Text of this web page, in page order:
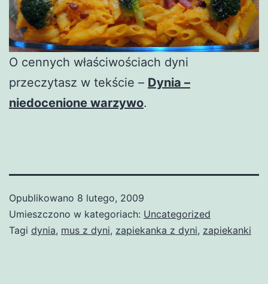
O cennych właściwościach dyni
przeczytasz w tekście – Dynia –
niedocenione warzywo.
Opublikowano 8 lutego, 2009
Umieszczono w kategoriach: Uncategorized
Tagi dynia, mus z dyni, zapiekanka z dyni, zapiekanki